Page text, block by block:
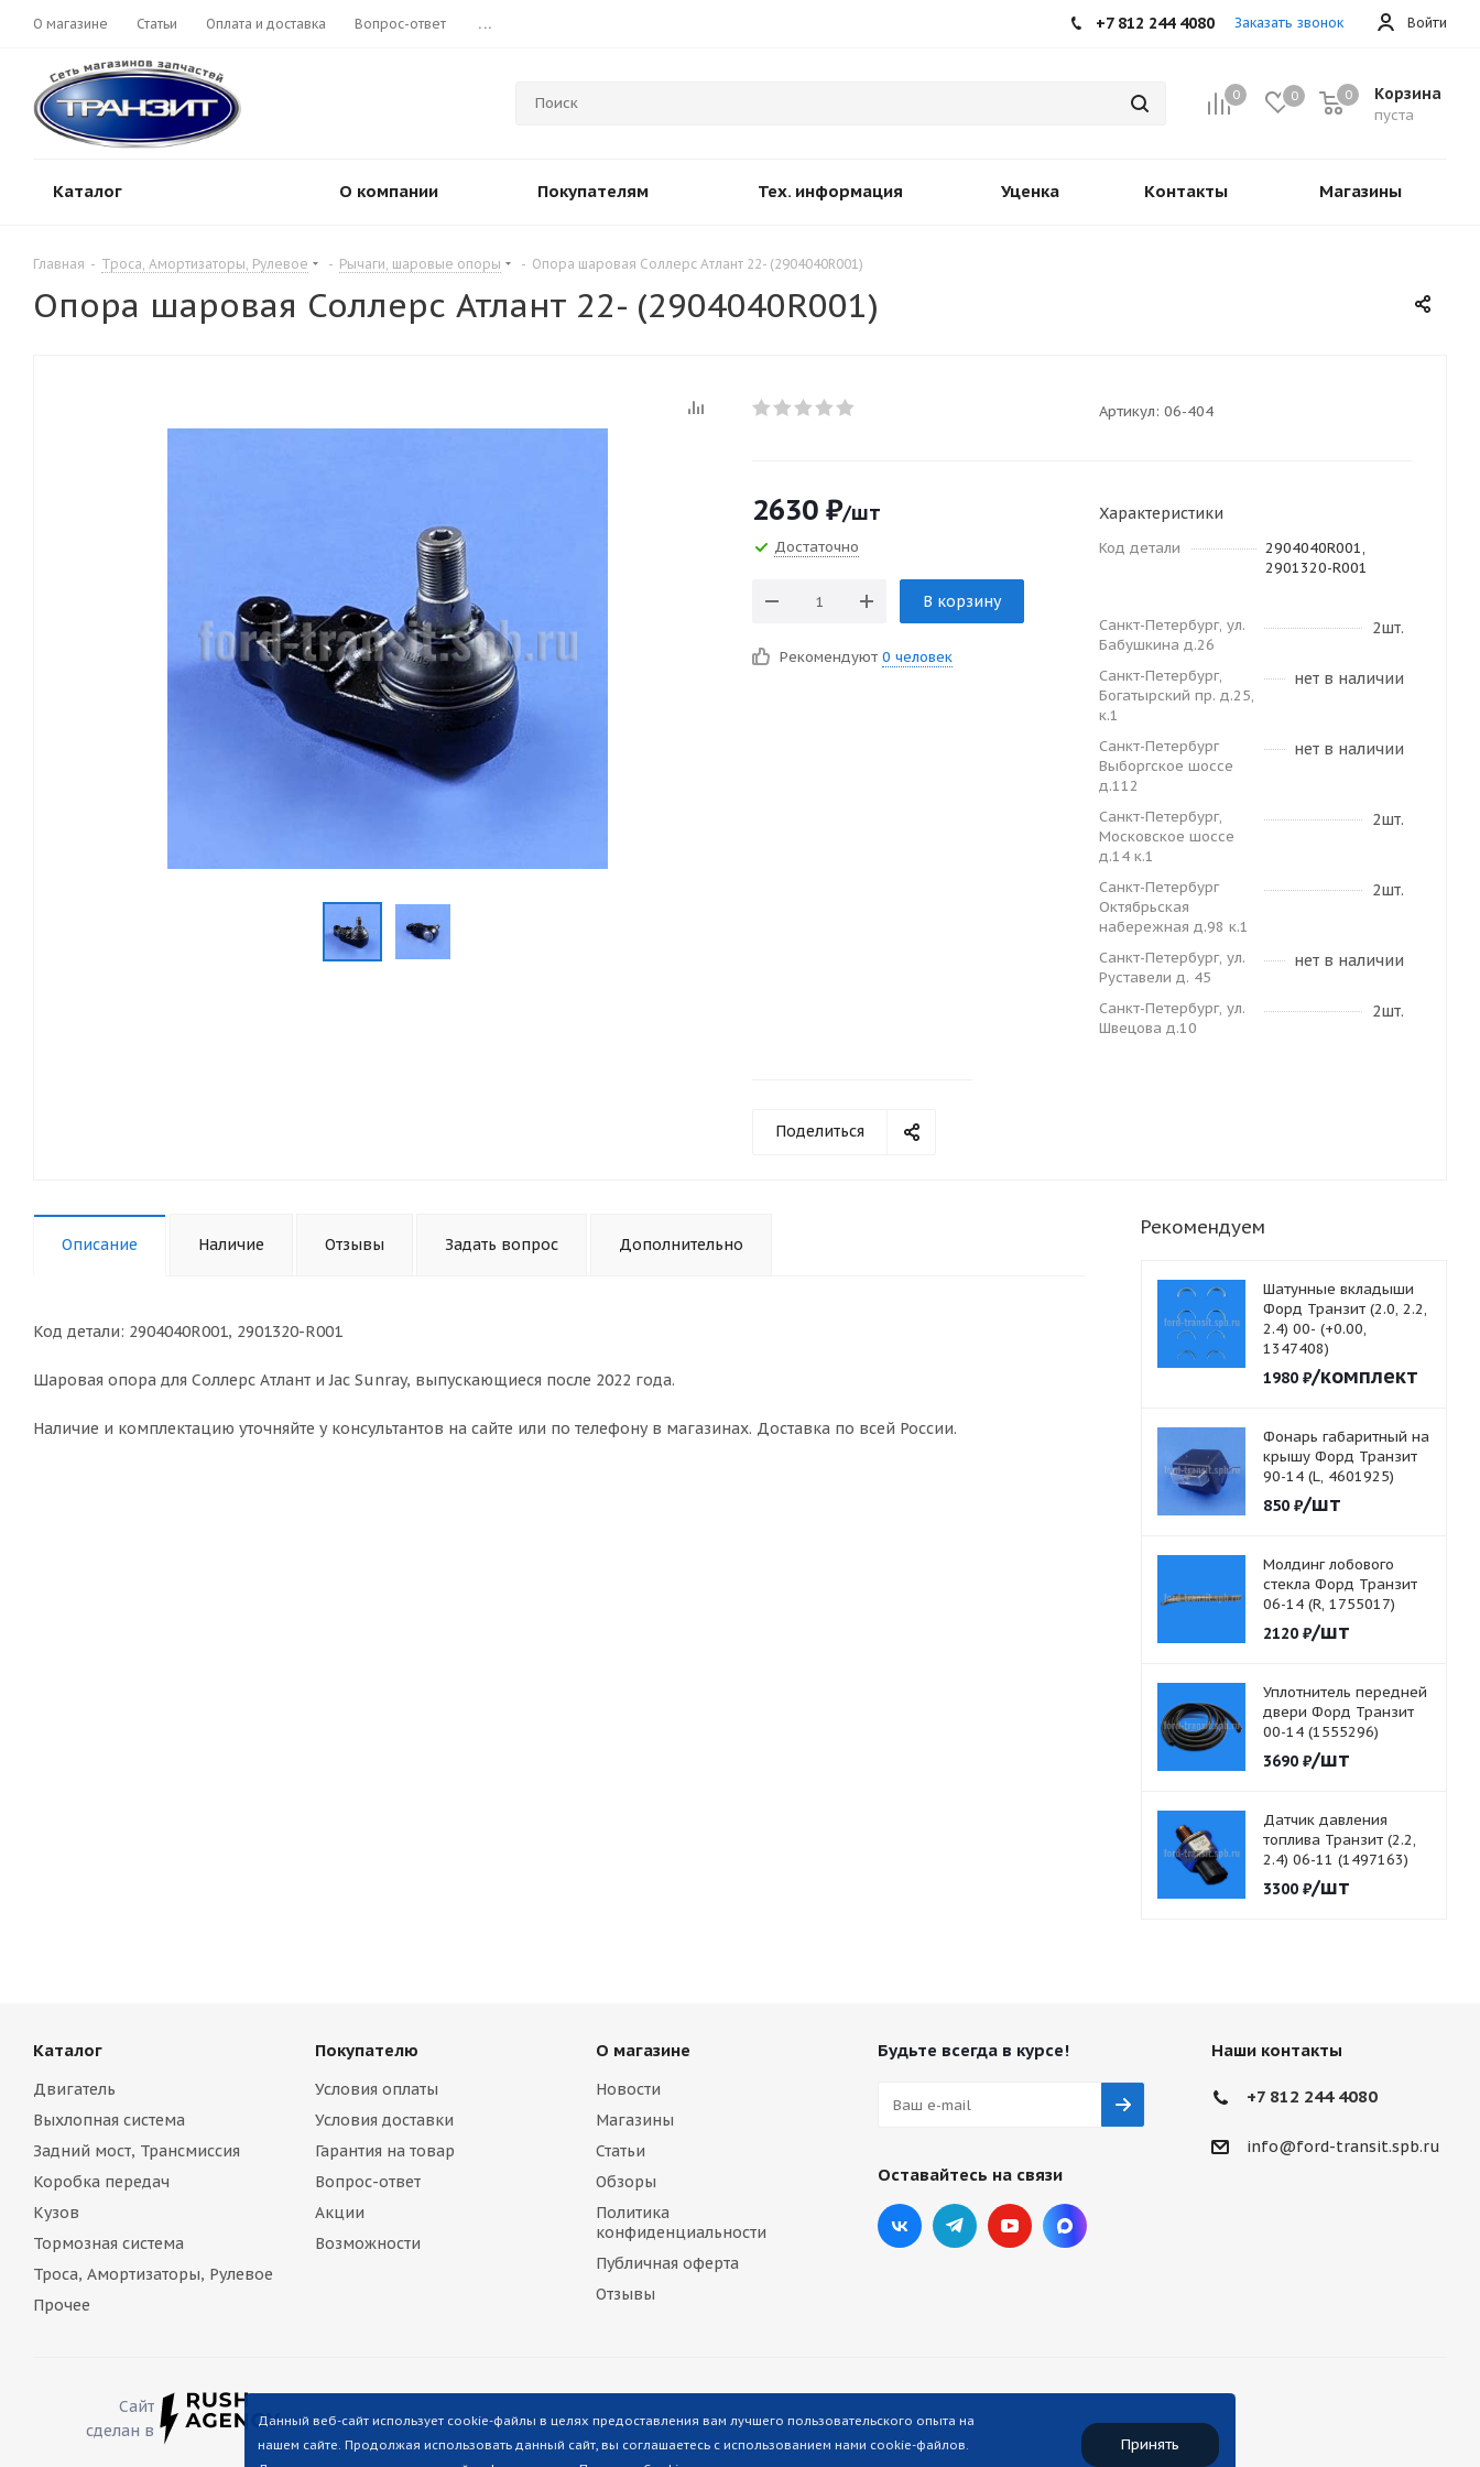
О магазине Статьи Оплата и доставка Вопрос-ответ ... Войти
+7 812 244 4080 Заказать звонок
0 0 Корзина
пуста
0
Каталог О компании Покупателям Тех. информация Уценка Контакты Магазины
Главная - Троса, Амортизаторы, Рулевое - Рычаги, шаровые опоры - Опора шаровая Соллерс Атлант 22- (2904040R001)
Опора шаровая Соллерс Атлант 22- (2904040R001)
Артикул: 06-404
2630 ₽/шт
Достаточно
В корзину
Рекомендуют 0 человек
Характеристики
Код детали
2904040R001,
2901320-R001
Санкт-Петербург, ул.
Бабушкина д.26
2шт.
Санкт-Петербург,
Богатырский пр. д.25,
к.1
нет в наличии
Санкт-Петербург
Выборгское шоссе
д.112
нет в наличии
Санкт-Петербург,
Московское шоссе
д.14 к.1
2шт.
Санкт-Петербург
Октябрьская
набережная д.98 к.1
2шт.
Санкт-Петербург, ул.
Руставели д. 45
нет в наличии
Санкт-Петербург, ул.
Швецова д.10
2шт.
Поделиться
Описание Наличие Отзывы Задать вопрос Дополнительно
Код детали: 2904040R001, 2901320-R001
Шаровая опора для Соллерс Атлант и Jac Sunray, выпускающиеся после 2022 года.
Наличие и комплектацию уточняйте у консультантов на сайте или по телефону в магазинах. Доставка по всей России.
Рекомендуем
Шатунные вкладыши
Форд Транзит (2.0, 2.2,
2.4) 00- (+0.00,
1347408)
1980₽/комплект
Фонарь габаритный на
крышу Форд Транзит
90-14 (L, 4601925)
850₽/шт
Молдинг лобового
стекла Форд Транзит
06-14 (R, 1755017)
2120₽/шт
Уплотнитель передней
двери Форд Транзит
00-14 (1555296)
3690₽/шт
Датчик давления
топлива Транзит (2.2,
2.4) 06-11 (1497163)
3300₽/шт
Каталог
Двигатель
Выхлопная система
Задний мост, Трансмиссия
Коробка передач
Кузов
Тормозная система
Троса, Амортизаторы, Рулевое
Прочее
Покупателю
Условия оплаты
Условия доставки
Гарантия на товар
Вопрос-ответ
Акции
Возможности
О магазине
Новости
Магазины
Статьи
Обзоры
Политика
конфиденциальности
Публичная оферта
Отзывы
Будьте всегда в курсе!
Оставайтесь на связи
Наши контакты
+7 812 244 4080
info@ford-transit.spb.ru
Сайт
сделан в
Данный веб-сайт использует cookie-файлы в целях предоставления вам лучшего пользовательского опыта на
нашем сайте. Продолжая использовать данный сайт, вы соглашаетесь с использованием нами cookie-файлов.
Принять